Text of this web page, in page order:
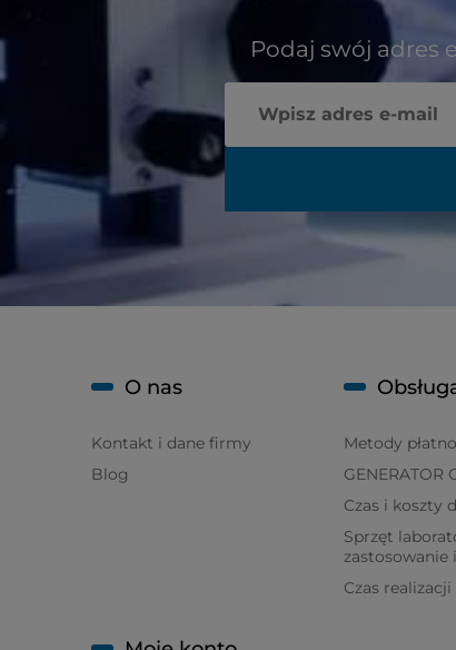
Podaj swój adres
O nas
Kontakt i dane firmy
Blog
Metody
GENERATOR
Czas i koszty
Sprzęt
zastosowanie
Czas